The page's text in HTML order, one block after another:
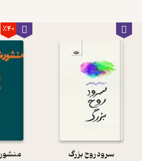
سرود روح بزرگ
٪40